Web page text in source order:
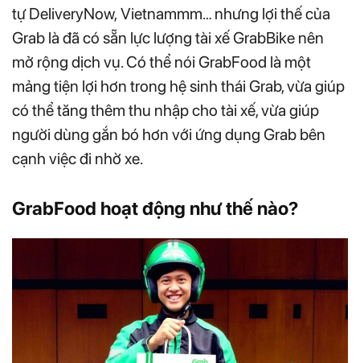
tự DeliveryNow, Vietnammm… nhưng lợi thế của
Grab là đã có sẵn lực lượng tài xế GrabBike nên
mở rộng dịch vụ. Có thể nói GrabFood là một
mảng tiện lợi hơn trong hệ sinh thái Grab, vừa giúp
có thể tăng thêm thu nhập cho tài xế, vừa giúp
người dùng gắn bó hơn với ứng dụng Grab bên
cạnh việc đi nhờ xe.
GrabFood hoạt động như thế nào?